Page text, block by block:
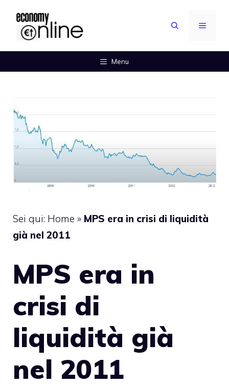
contenuto
MENU
Menu
Sei qui: Home » MPS era in crisi di liquidità
già nel 2011
MPS era in
crisi di
liquidità già
nel 2011